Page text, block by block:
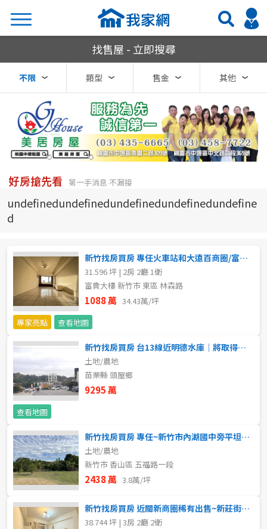
熱門關鍵字
不限
基隆市
新北市
宜蘭縣
桃園市
新竹縣
台中市
彰化縣
南投縣
雲林縣
不限
類型(可複選)
公寓 電梯大樓 套房
別墅 透天厝
農舍
廠辦 倉庫 土地 其他
坪數
不拘
20坪以下
我家網房屋買賣
找售屋 - 立即搜尋
不限 類型 售金 其他
好房搶先看 第一手消息 不漏接
undefinedundefinedundefinedundefinedundefine
d
新竹找房買房 專任火車站和大遠百商圈/富貴大樓高樓採光二房車位
31.596 坪 | 2房 2廳 1衛
富貴大樓 新竹市 東區 林森路
1088 萬 34.43萬/坪
專家亮點
查看地圖
新竹找房買房 台13線近明德水庫｜將取得開發許可之合法露營基地
土地/農地
苗栗縣 頭屋鄉
9295 萬
查看地圖
新竹找房買房 專任~新竹市內湖國中旁平坦農地/鄰近香山交流道
土地/農地
新竹市 香山區 五福路一段
2438 萬 3.8萬/坪
新竹找房買房 近關新商圈稀有出售~新莊街詩情畫意美3房+車位
38.744 坪 | 3房 2廳 2衛